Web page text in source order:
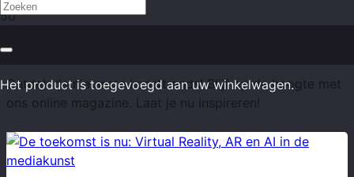
Het productis toegevoegd aan uw winkelwagen.
Trends
Ontdek de nieuwste kunsttrends! Blijf op de hoogte met
ons online magazine. Laat je nu inspireren!